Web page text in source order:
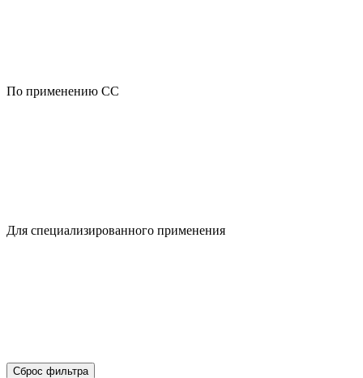
По применению CC
Для специализированного применения
Сброс фильтра